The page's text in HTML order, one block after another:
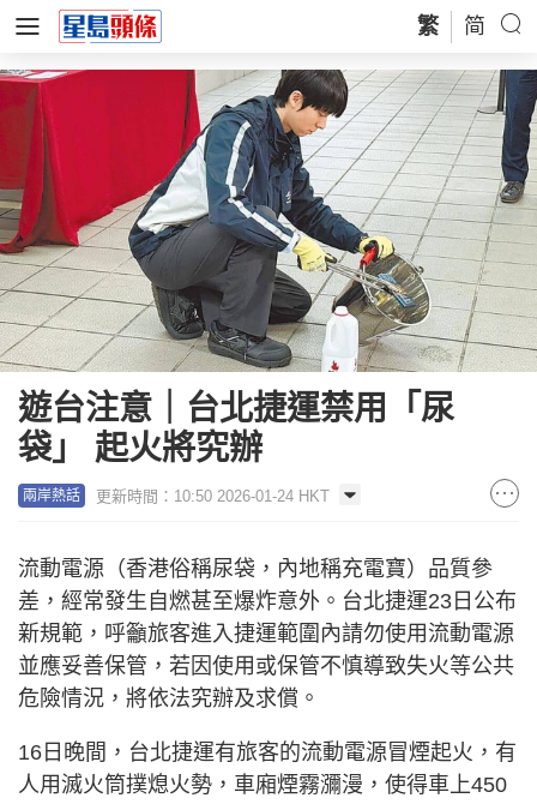
繁 简
遊台注意｜台北捷運禁用「尿
袋」 起火將究辦
兩岸熱話 更新時間：10:50 2026-01-24 HKT
流動電源（香港俗稱尿袋，內地稱充電寶）品質參
差，經常發生自燃甚至爆炸意外。台北捷運23日公布
新規範，呼籲旅客進入捷運範圍內請勿使用流動電源
並應妥善保管，若因使用或保管不慎導致失火等公共
危險情況，將依法究辦及求償。
16日晚間，台北捷運有旅客的流動電源冒煙起火，有
人用滅火筒撲熄火勢，車廂煙霧瀰漫，使得車上450